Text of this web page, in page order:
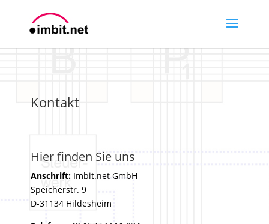
Kontakt
Hier finden Sie uns
Anschrift: Imbit.net GmbH
Speicherstr. 9
D-31134 Hildesheim